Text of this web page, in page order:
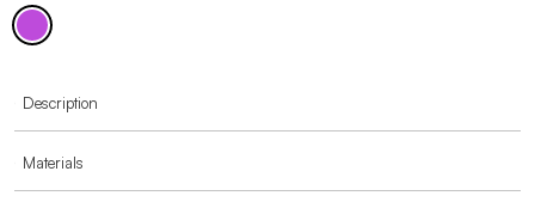
Description
Materials